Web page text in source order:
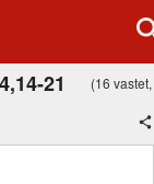
21 (16